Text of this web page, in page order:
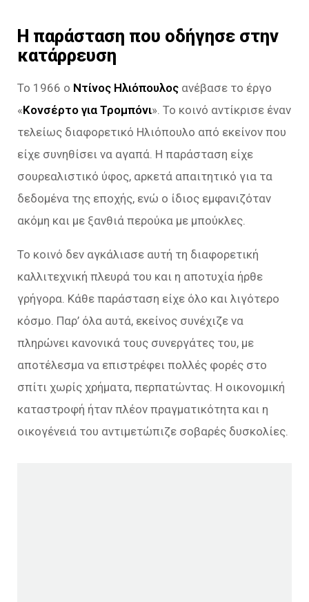
Η παράσταση που οδήγησε στην
κατάρρευση
Το 1966 ο Ντίνος Ηλιόπουλος ανέβασε το έργο
«Κονσέρτο για Τρομπόνι». Το κοινό αντίκρισε έναν
τελείως διαφορετικό Ηλιόπουλο από εκείνον που
είχε συνηθίσει να αγαπά. Η παράσταση είχε
σουρεαλιστικό ύφος, αρκετά απαιτητικό για τα
δεδομένα της εποχής, ενώ ο ίδιος εμφανιζόταν
ακόμη και με ξανθιά περούκα με μπούκλες.
Το κοινό δεν αγκάλιασε αυτή τη διαφορετική
καλλιτεχνική πλευρά του και η αποτυχία ήρθε
γρήγορα. Κάθε παράσταση είχε όλο και λιγότερο
κόσμο. Παρ’ όλα αυτά, εκείνος συνέχιζε να
πληρώνει κανονικά τους συνεργάτες του, με
αποτέλεσμα να επιστρέφει πολλές φορές στο
σπίτι χωρίς χρήματα, περπατώντας. Η οικονομική
καταστροφή ήταν πλέον πραγματικότητα και η
οικογένειά του αντιμετώπιζε σοβαρές δυσκολίες.